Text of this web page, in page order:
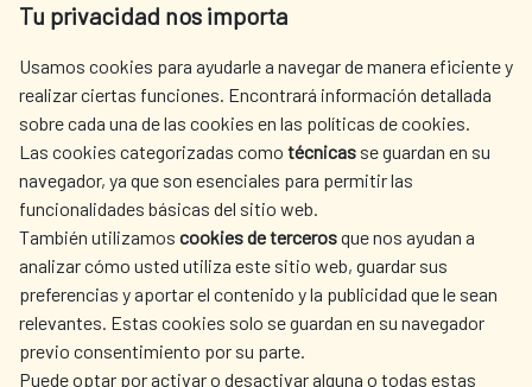
Tu privacidad nos importa
Usamos cookies para ayudarle a navegar de manera eficiente y
realizar ciertas funciones. Encontrará información detallada
sobre cada una de las cookies en las políticas de cookies.
Las cookies categorizadas como técnicas se guardan en su
navegador, ya que son esenciales para permitir las
funcionalidades básicas del sitio web.
También utilizamos cookies de tercerosque nos ayudan a
analizar cómo usted utiliza este sitio web, guardar sus
preferencias y aportar el contenido y la publicidad que le sean
relevantes. Estas cookies solo se guardan en su navegador
previo consentimiento por su parte.
Puede optar por activar o desactivar alguna o todas estas
Tel. +34 900 20 30 54​​​​​​​
AECID
WHERE DO WE COOPERATE?
SPANISH HUMANITARIAN
ACTION
PRESS ROOM
CULTURE AND SCIENCE LIBRARY